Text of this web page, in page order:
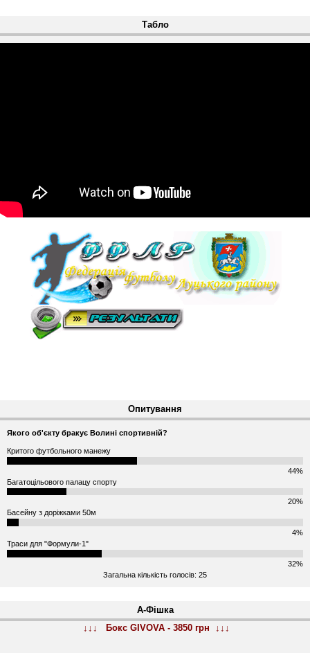
Табло
Опитування
Якого об'єкту бракує Волині спортивній?
Критого футбольного манежу
44%
Багатоцільового палацу спорту
20%
Басейну з доріжками 50м
4%
Траси для "Формули-1"
32%
Загальна кількість голосів: 25
А-Фішка
↓↓↓ Бокс GIVOVA - 3850 грн ↓↓↓